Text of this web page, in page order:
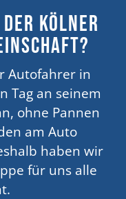
Kölner
Autofahrer in
Tag an seinem
ohne Pannen
am Auto
haben wir
für uns alle